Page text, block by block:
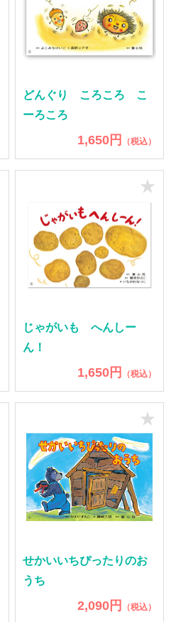
どんぐり ころころ こ
ーろころ
1,650円 （税込）
じゃがいも へんしー
ん！
1,650円 （税込）
★
せかいいちぴったりのお
うち
2,090円 （税込）
★